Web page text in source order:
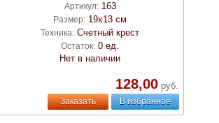
Артикул: 163
Размер: 19х13 см
Техника: Счетный крест
Остаток: 0 ед.
Нет в наличии
128,00руб.
Заказать В избранное